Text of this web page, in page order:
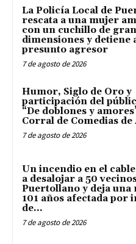
La Policía Local de
rescata a una mujer
con un cuchillo de
dimensiones y detiene
presunto agresor
7 de agosto de 2026
Humor, Siglo de Oro y
participación del
“De doblones y
Corral de Comedias
7 de agosto de 2026
Un incendio en el
a desalojar a 50
Puertollano y deja una
101 años afectada por
de...
7 de agosto de 2026